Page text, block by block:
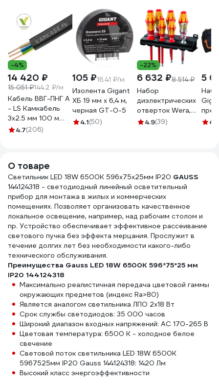
-4%
14 420 ₽
15 051 ₽144.2 ₽/м
Кабель ВВГ-ПНГ А
- LS Камкабель
3x2.5 мм 100 м
ГОСТ
4.7(206)
105 ₽16.41 ₽/м
Изолента Gigant
ХБ 19 мм х 6,4 м,
черная GT-0-5
4.1(50)
-22%
6 632 ₽8 514 ₽
Набор
диэлектрических
отверток Wera,
VDE, индикатор
4.9(39)
5
4.4
О товаре
Светильник LED 18W 6500K 596х75х25мм IP20 GAUSS
144124318 - светодиодный линейный осветительный
прибор для монтажа в жилых и коммерческих
помещениях. Позволяет организовать качественное
локальное освещение, например, над рабочим столом и
пр. Устройство обеспечивает эффективное рассеивание
светового пучка без эффекта мерцания. Прослужит в
течение долгих лет без необходимости какого-либо
технического обслуживания.
Преимущества Gauss LED 18W 6500K 596*75*25 мм
IP20 144124318
Максимально реалистичная передача цветовой гаммы
окружающих предметов (индекс Ra>80)
Является аналогом светильника ЛПО 2х18 Вт
Срок службы светодиодов: 35 000 часов
Широкий диапазон входных напряжений: АС 170-265 В
Цветовая температура: 6500 К - холодное белое
свечение
Световой поток светильника LED 18W 6500K
5967525мм IP20 Gauss 144124318: 1420 Лм
Высокий класс энергоэффективности